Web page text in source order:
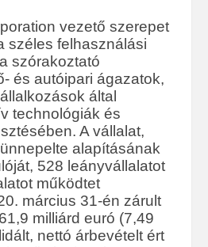
vezető szerepet
széles felhasználási
szórakoztató
és autóipari ágazatok,
által
technológiák és
A vállalat,
alapításának
528 leányvállalatot
működtet
március 31-én zárult
milliárd euró (7,49
nettó árbevételt ért